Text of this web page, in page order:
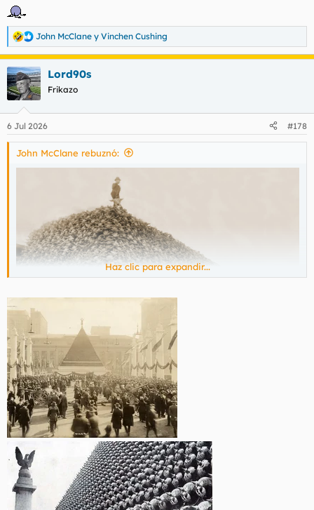
R
e
a
c
c
i
e
s
John McClane y Vinchen Cushing
Lord90s
Frikazo
6 Jul 2026 #178
John McClane rebuznó:
Haz clic para expandir...